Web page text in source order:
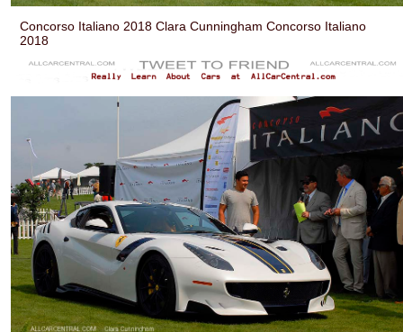
Concorso Italiano 2018 Clara Cunningham Concorso Italiano
2018